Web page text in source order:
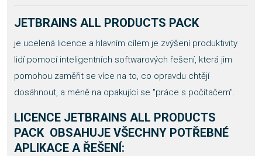
JETBRAINS ALL PRODUCTS PACK
je ucelená licence a hlavním cílem je zvýšení produktivity
lidí pomocí inteligentních softwarových řešení, která jim
pomohou zaměřit se více na to, co opravdu chtějí
dosáhnout, a méně na opakující se "práce s počítačem".
LICENCE JETBRAINS ALL PRODUCTS
PACK OBSAHUJE VŠECHNY POTŘEBNÉ
APLIKACE A ŘEŠENÍ: